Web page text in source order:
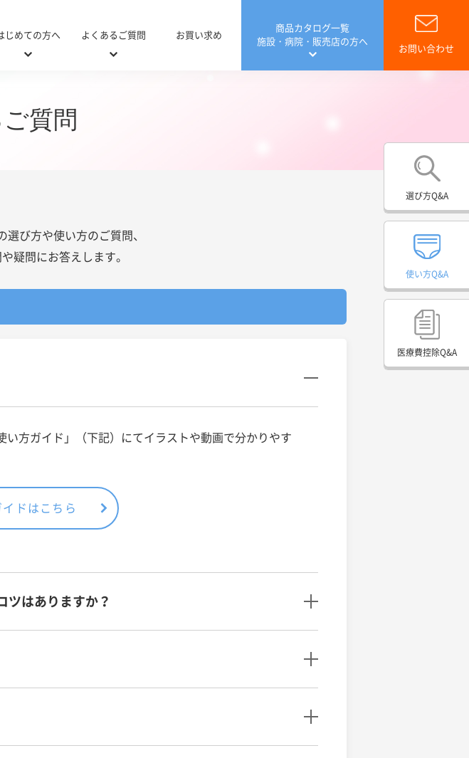
じめての方へ よくあるご質問 お買い求め
商品カタログ一覧
施設・病院・販売店の方へ
お問い合わせ
選び方Q&A
使い方Q&A
医療費控除Q&A
質問
選び方や使い方のご質問、
疑問にお答えします。
方ガイド」（下記）にてイラストや動画で分かりやす
ドはこちら
ツはありますか？